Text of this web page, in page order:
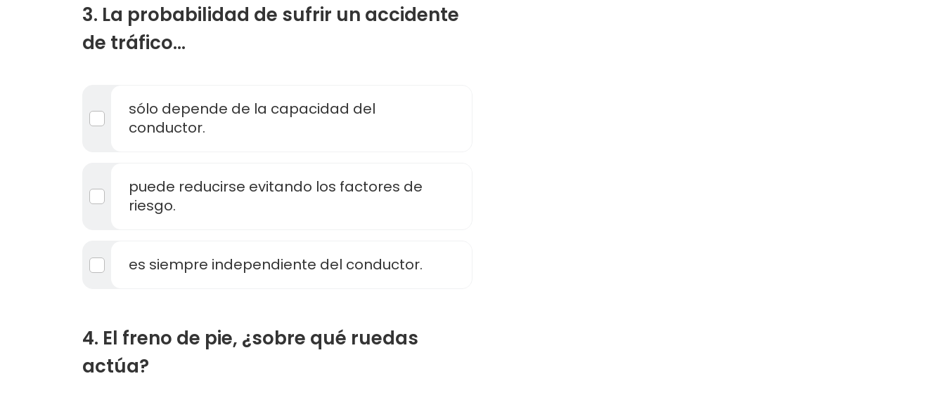
3. La probabilidad de sufrir un accidente
de tráfico...
sólo depende de la capacidad del
conductor.
puede reducirse evitando los factores de
riesgo.
es siempre independiente del conductor.
4. El freno de pie, ¿sobre qué ruedas
actúa?